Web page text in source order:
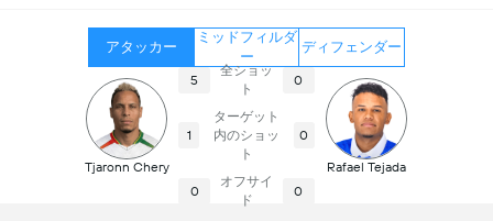
アタッカー
ミッドフィルダ
ー
ディフェンダー
Tjaronn Chery
5
全ショッ
ト
0
1
ターゲット
内のショッ
ト
0
0
オフサイ
ド
0
Rafael Tejada